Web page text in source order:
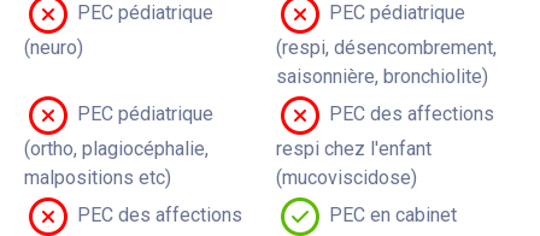
PEC pédiatrique
(neuro)
PEC pédiatrique
(respi, désencombrement,
saisonnière, bronchiolite)
PEC pédiatrique
(ortho, plagiocéphalie,
malpositions etc)
PEC des affections
respi chez l'enfant
(mucoviscidose)
PEC des affections
PEC en cabinet